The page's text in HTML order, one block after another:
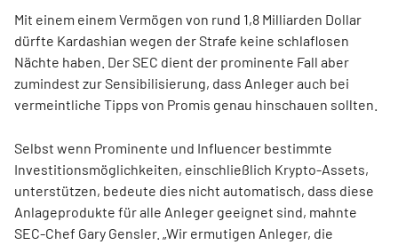
Mit einem einem Vermögen von rund 1,8 Milliarden Dollar
dürfte Kardashian wegen der Strafe keine schlaflosen
Nächte haben. Der SEC dient der prominente Fall aber
zumindest zur Sensibilisierung, dass Anleger auch bei
vermeintliche Tipps von Promis genau hinschauen sollten.
Selbst wenn Prominente und Influencer bestimmte
Investitionsmöglichkeiten, einschließlich Krypto-Assets,
unterstützen, bedeute dies nicht automatisch, dass diese
Anlageprodukte für alle Anleger geeignet sind, mahnte
SEC-Chef Gary Gensler. „Wir ermutigen Anleger, die